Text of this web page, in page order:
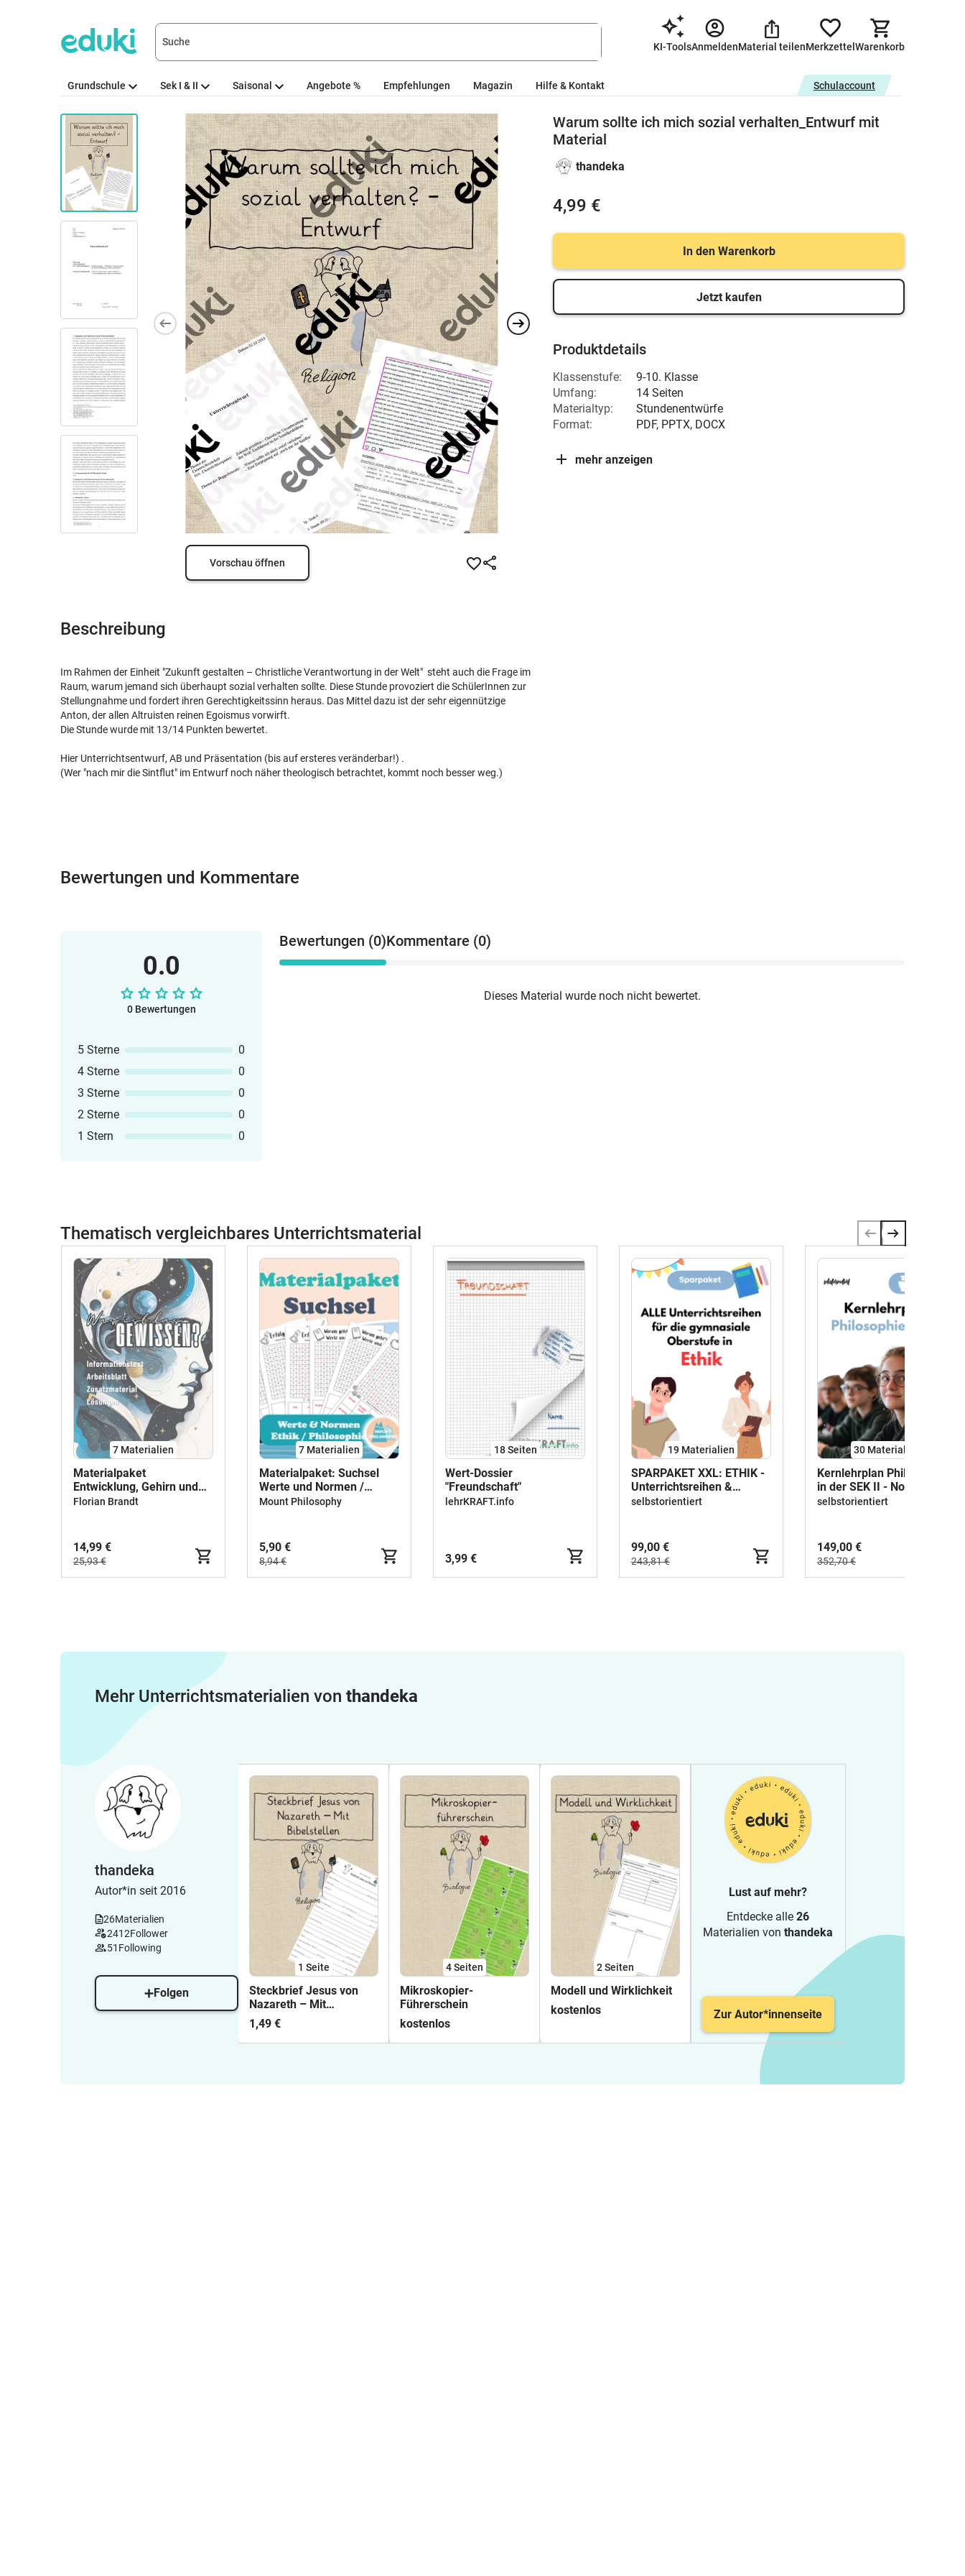
KI-ToolsAnmeldenMaterial teilenMerkzettel Warenkorb
Grundschule Sek I & II Saisonal Angebote % Empfehlungen Magazin Hilfe & Kontakt Schulaccount
Vorschau öffnen
Beschreibung
Im Rahmen der Einheit "Zukunft gestalten – Christliche Verantwortung in der Welt" steht auch die Frage im
Raum, warum jemand sich überhaupt sozial verhalten sollte. Diese Stunde provoziert die SchülerInnen zur
Stellungnahme und fordert ihren Gerechtigkeitssinn heraus. Das Mittel dazu ist der sehr eigennützige
Anton, der allen Altruisten reinen Egoismus vorwirft.
Die Stunde wurde mit 13/14 Punkten bewertet.
Hier Unterrichtsentwurf, AB und Präsentation (bis auf ersteres veränderbar!) .
(Wer "nach mir die Sintflut" im Entwurf noch näher theologisch betrachtet, kommt noch besser weg.)
Warum sollte ich mich sozial verhalten_Entwurf mit
Material
thandeka
4,99 €
In den Warenkorb
Jetzt kaufen
Produktdetails
Klassenstufe:
9-10. Klasse
Umfang:
14 Seiten
Materialtyp:
Stundenentwürfe
Format:
PDF, PPTX, DOCX
mehr anzeigen
Bewertungen und Kommentare
0.0
0 Bewertungen
5 Sterne
0
4 Sterne
0
3 Sterne
0
2 Sterne
0
1 Stern
0
Bewertungen (0)Kommentare (0)
Dieses Material wurde noch nicht bewertet.
Thematisch vergleichbares Unterrichtsmaterial
7 Materialien
Materialpaket
Entwicklung, Gehirn und
Emotionen
Florian Brandt
14,99 €
25,93 €
7 Materialien
Materialpaket: Suchsel
Werte und Normen /
Philosophie / Ethik
Mount Philosophy
5,90 €
8,94 €
18Seiten
Wert-Dossier
"Freundschaft"
lehrKRAFT.info
3,99 €
19 Materialien
SPARPAKET XXL: ETHIK -
Unterrichtsreihen &
THEMEN für die
selbstorientiert
99,00 €
243,81 €
30 Materialien
Kernlehrplan Philosophie
in der SEK II - Nordrhein-
Westfalen
selbstorientiert
149,00 €
352,70 €
Mehr Unterrichtsmaterialien von thandeka
thandeka
Autor*in seit 2016
26Materialien
2412Follower
51 Following
Folgen
1 Seite
Steckbrief Jesus von
Nazareth – Mit
Bibelstellen Grundschrift
1,49 €
4Seiten
Mikroskopier-
Führerschein
kostenlos
2Seiten
Modell und Wirklichkeit
kostenlos
Lust auf mehr?
Entdecke alle 26
Materialien von thandeka
Zur Autor*innenseite